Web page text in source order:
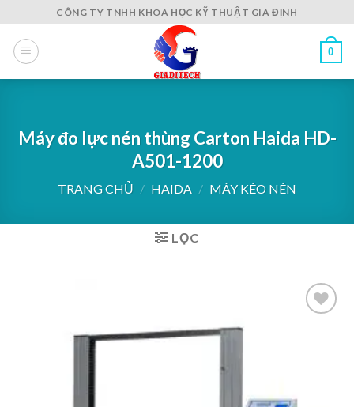
to
content
CÔNG TY TNHH KHOA HỌC KỸ THUẬT GIA ĐỊNH
0
Máy đo lực nén thùng Carton Haida HD-
A501-1200
TRANG CHỦ / HAIDA / MÁY KÉO NÉN
LỌC